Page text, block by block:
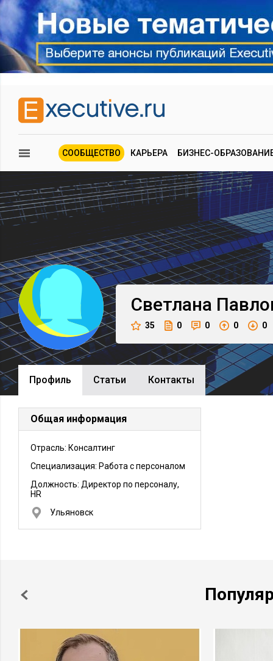
СООБЩЕСТВО КАРЬЕРА БИЗНЕС-
Светлана
35 0 0 0 0
Профиль Cтатьи Контакты
Общая информация
Отрасль: Консалтинг
Специализация: Работа с персоналом
Должность: Директор по персоналу,
HR
Ульяновск